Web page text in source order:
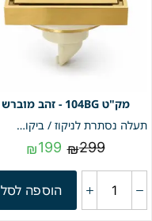
104BG - זהב מוברש
תעלה נסתרת לניקוז / ביקורת דגם "סקוואר" | 10/10 | פטנט חוסם ריחות וחרקים | זהב מוברש | מק"ט 104BG
₪299
₪199
הוספה לסל